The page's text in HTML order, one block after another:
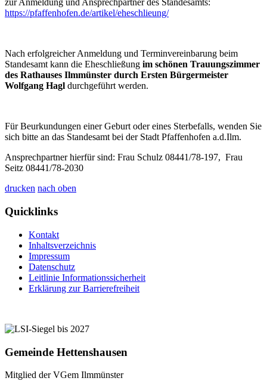
zur Anmeldung und Ansprechpartner des Standesamts:
https://pfaffenhofen.de/artikel/eheschlieung/
Nach erfolgreicher Anmeldung und Terminvereinbarung beim
Standesamt kann die Eheschließung im schönen Trauungszimmer
des Rathauses Ilmmünster durch Ersten Bürgermeister
Wolfgang Hagl durchgeführt werden.
Für Beurkundungen einer Geburt oder eines Sterbefalls, wenden Sie
sich bitte an das Standesamt bei der Stadt Pfaffenhofen a.d.Ilm.
Ansprechpartner hierfür sind: Frau Schulz 08441/78-197, Frau
Seitz 08441/78-2030
drucken nach oben
Quicklinks
Kontakt
Inhaltsverzeichnis
Impressum
Datenschutz
Leitlinie Informationssicherheit
Erklärung zur Barrierefreiheit
Gemeinde Hettenshausen
Mitglied der VGem Ilmmünster